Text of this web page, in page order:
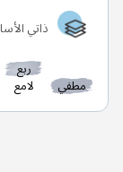
ذاتي
مطفي
ربع
لامع